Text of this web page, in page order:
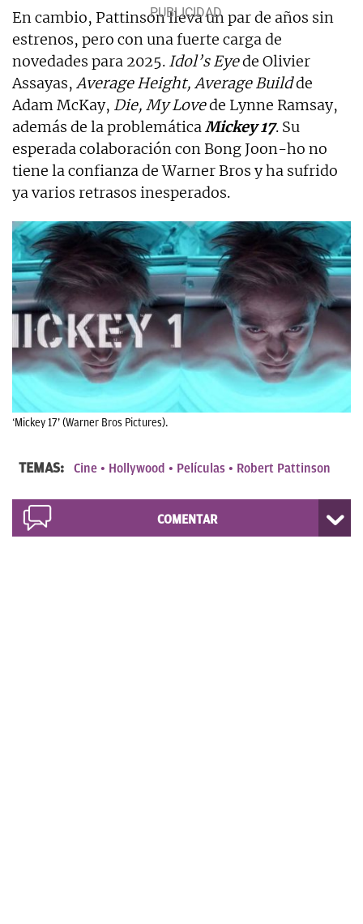
En cambio, Pattinson lleva un par de años sin
estrenos, pero con una fuerte carga de
novedades para 2025. Idol’s Eyede Olivier
Assayas, Average Height, Average Buildde
Adam McKay, Die, My Lovede Lynne Ramsay,
además de la problemáticaMickey 17. Su
esperada colaboración con Bong Joon-ho no
tiene la confianza de Warner Bros y ha sufrido
ya varios retrasos inesperados.
‘Mickey 17’ (Warner Bros Pictures).
TEMAS: Cine Hollywood Películas Robert Pattinson
COMENTAR